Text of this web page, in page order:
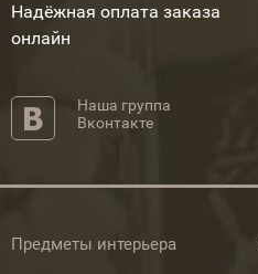
Надёжная оплата заказа
онлайн
Наша группа
Вконтакте
Предметы интерьера